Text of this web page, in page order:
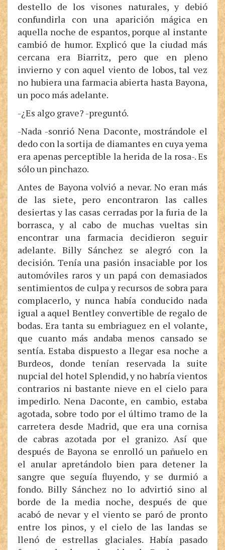
destello de los visones naturales, y debió
confundirla con una aparición mágica en
aquella noche de espantos, porque al instante
cambió de humor. Explicó que la ciudad más
cercana era Biarritz, pero que en pleno
invierno y con aquel viento de lobos, tal vez
no hubiera una farmacia abierta hasta Bayona,
un poco más adelante.
-¿Es algo grave? -preguntó.
-Nada -sonrió Nena Daconte, mostrándole el
dedo con la sortija de diamantes en cuya yema
era apenas perceptible la herida de la rosa-. Es
sólo un pinchazo.
Antes de Bayona volvió a nevar. No eran más
de las siete, pero encontraron las calles
desiertas y las casas cerradas por la furia de la
borrasca, y al cabo de muchas vueltas sin
encontrar una farmacia decidieron seguir
adelante. Billy Sánchez se alegró con la
decisión. Tenía una pasión insaciable por los
automóviles raros y un papá con demasiados
sentimientos de culpa y recursos de sobra para
complacerlo, y nunca había conducido nada
igual a aquel Bentley convertible de regalo de
bodas. Era tanta su embriaguez en el volante,
que cuanto más andaba menos cansado se
sentía. Estaba dispuesto a llegar esa noche a
Burdeos, donde tenían reservada la suite
nupcial del hotel Splendid, y no habría vientos
contrarios ni bastante nieve en el cielo para
impedirlo. Nena Daconte, en cambio, estaba
agotada, sobre todo por el último tramo de la
carretera desde Madrid, que era una cornisa
de cabras azotada por el granizo. Así que
después de Bayona se enrolló un pañuelo en
el anular apretándolo bien para detener la
sangre que seguía fluyendo, y se durmió a
fondo. Billy Sánchez no lo advirtió sino al
borde de la media noche, después de que
acabó de nevar y el viento se paró de pronto
entre los pinos, y el cielo de las landas se
llenó de estrellas glaciales. Había pasado